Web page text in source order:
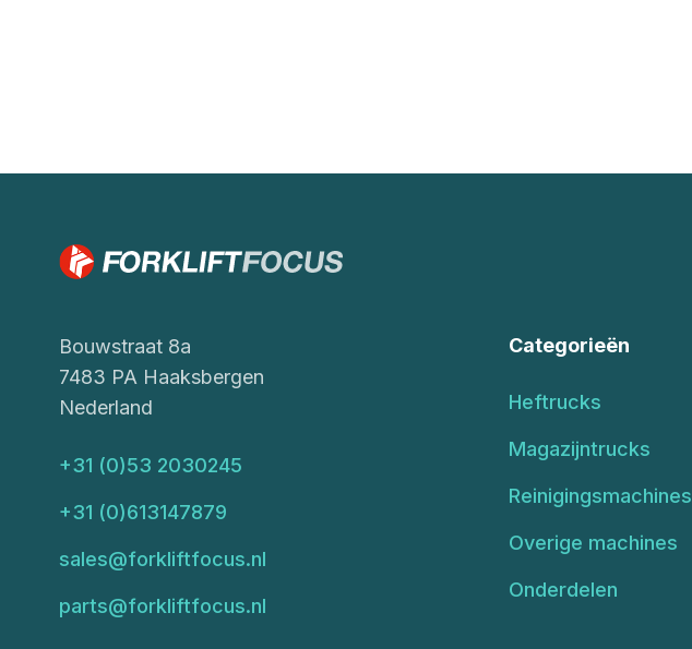
Bouwstraat 8a
7483 PA Haaksbergen
Nederland
+31 (0)53 2030245
+31 (0)613147879
sales@forkliftfocus.nl
parts@forkliftfocus.nl
Categorieën
Heftrucks
Magazijntrucks
Reinigingsmachines
Overige machines
Onderdelen